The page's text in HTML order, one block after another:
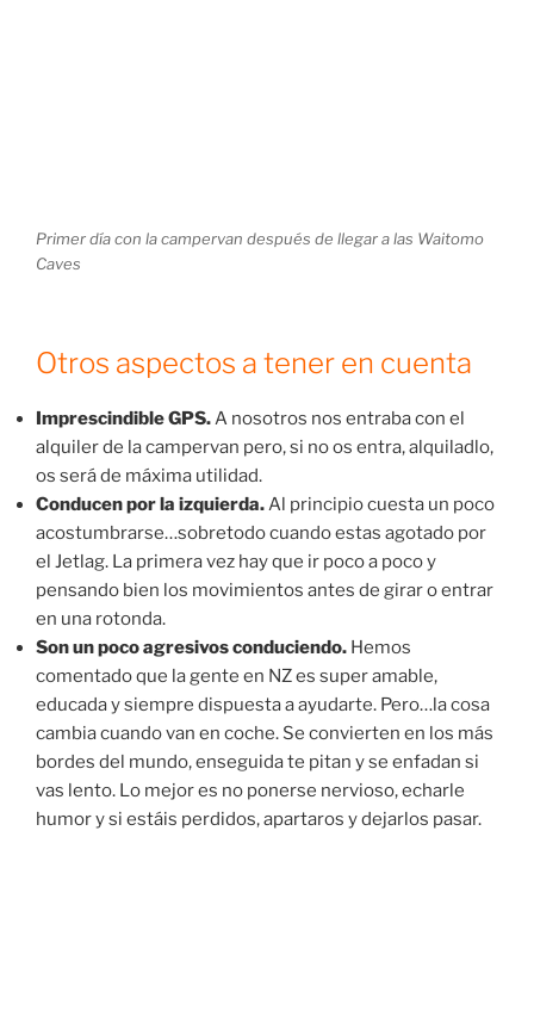
Primer día con la campervan después de llegar a las Waitomo
Caves
Otros aspectos a tener en cuenta
Imprescindible GPS.A nosotros nos entraba con el
alquiler de la campervan pero, si no os entra, alquiladlo,
os será de máxima utilidad.
Conducen por la izquierda.Al principio cuesta un poco
acostumbrarse…sobretodo cuando estas agotado por
el Jetlag. La primera vez hay que ir poco a poco y
pensando bien los movimientos antes de girar o entrar
en una rotonda.
Son un poco agresivos conduciendo. Hemos
comentado que la gente en NZ es super amable,
educada y siempre dispuesta a ayudarte. Pero…la cosa
cambia cuando van en coche. Se convierten en los más
bordes del mundo, enseguida te pitan y se enfadan si
vas lento. Lo mejor es no ponerse nervioso, echarle
humor y si estáis perdidos, apartaros y dejarlos pasar.